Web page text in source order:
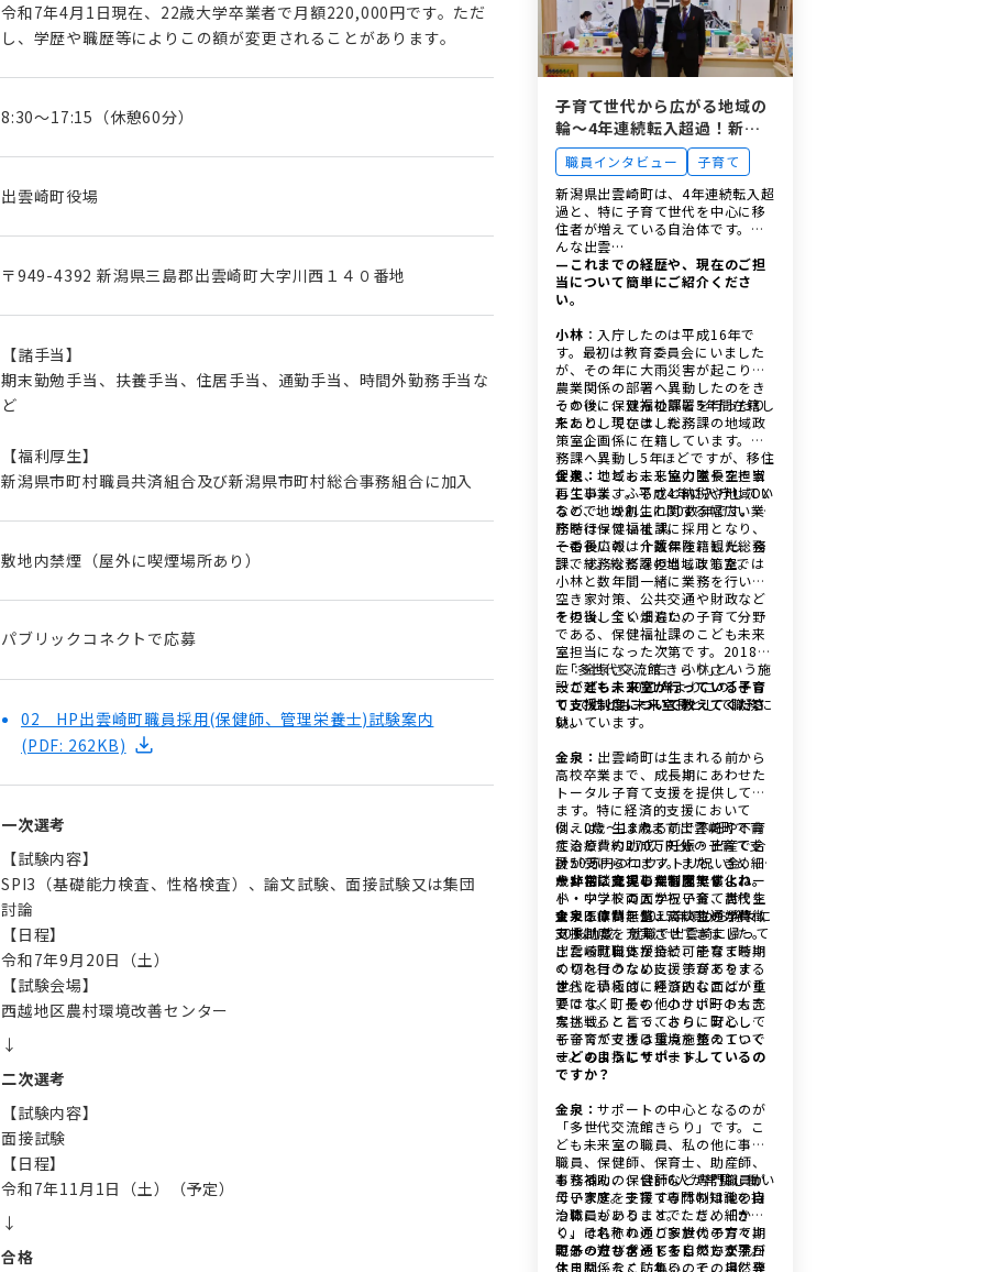
令和7年4月1日現在、22歳大学卒業者で月額220,000円です。ただ
8:30～17:15（休憩60分）
出雲崎町役場
〒949-4392 新潟県三島郡出雲崎町大字川西１４０番地
【諸手当】
期末勤勉手当、扶養手当、住居手当、通勤手当、時間外勤務手当な
ど
【福利厚生】
新潟県市町村職員共済組合及び新潟県市町村総合事務組合に加入
敷地内禁煙（屋外に喫煙場所あり）
パブリックコネクトで応募
02 HP出雲崎町職員採用(保健師、管理栄養士)試験案内
(PDF: 262KB)
一次選考
【試験内容】
SPI3（基礎能力検査、性格検査）、論文試験、面接試験又は集団
討論
【日程】
令和7年9月20日（土）
【試験会場】
西越地区農村環境改善センター
↓
二次選考
【試験内容】
面接試験
【日程】
令和7年11月1日（土）（予定）
↓
合格
子育て世代から広がる地域の
輪〜4年連続転入超過！新潟
県出雲崎町の新たな挑戦〜
職員インタビュー
子育て
新潟県出雲崎町は、4年連続転入超
過と、特に子育て世代を中心に移
住者が増えている自治体です。そ
んな出雲…
—これまでの経歴や、現在のご担
当について簡単にご紹介くださ
い。
小林 ：入庁したのは平成16年で
す。最初は教育委員会にいました
が、その年に大雨災害が起こり、
農業関係の部署へ異動したのをき
っかけに、双方の部署を行ったり
来たりしていました。
その後、保健福祉課に5年間在籍し
たあと、現在は、総務課の地域政
策室企画係に在籍しています。総
務課へ異動し5年ほどですが、移住
促進、地域おこし協力隊や空き家
再生事業、ふるさと納税や地域DX
など、地域創生に関する幅広い業
務を行っています。
金泉：こども未来室の室長を担当
しています。平成4年に入庁してい
るので、かれこれ30数年です。入
庁時は保健福祉課に採用となり、
その後広報、介護保険、観光、会
計、総務などを担当しました。
一番長いのは十数年在籍した総務
課です。総務課の地域政策室では
小林と数年間一緒に業務を行い、
空き家対策、公共交通や財政など
を担当していました。
その後、全く畑違いの子育て分野
である、保健福祉課のこども未来
室担当になった次第です。2018年
に｢多世代交流館 きらり｣という施
設が建ち、2021年よりこの｢きら
り｣でこども未来室長として職務に
就いています。
左：金泉さん、右：小林さん
ーこども未来室が行っている子育
て支援制度について教えてくださ
い。
金泉： 出雲崎町は生まれる前から
高校卒業まで、成長期にあわせた
トータル子育て支援を提供してい
ます。特に経済的支援において
は、0歳〜18歳まで出雲崎町で育
てると、約270万円分の子育て支
援が受けられます。また、きめ細
かい相談支援事業も充実し、ハー
ド・ソフト両面から子育て世代を
支える体制を整えているのが特徴
です。
例えば、生まれる前で不妊や不育
症治療費の助成、妊娠・出産で合
計50万円のコウノトリ祝い金、0
歳から２歳児の保育園無償化、
小・中学校の入学祝い金、高校生
まで医療費無償、高校生通学費
30％助成、就職で出雲崎に帰って
きたら就職支援金と、子育て時期
の切れ目のない支援策がありま
す。
ー非常に充実した制度ですよね。
金泉：はい、2015年頃から徐々に
支援制度を充実させてきました。
出雲崎町自体が持続可能なまちづ
くりを行うために、子育てをする
世代を積極的に呼び込むことが重
要です。町長も「小さい町の大き
な挑戦」と言っており、町として
も子育て支援は重点施策の１つで
す。
さらにいえば、経済的な面ばかり
ではなく、その他のサポートも充
実させることで、さらに安心して
子育てができる環境を整えていく
ことも目指しています。
ーどのようにサポートしているの
ですか？
金泉：サポートの中心となるのが
「多世代交流館きらり」です。こ
ども未来室の職員、私の他に事務
職員、保健師、保育士、助産師、
事務補助の、合計6人が常駐し働い
ています。子育て専門の知識を持
つ職員がいることで、きめ細か
く、それぞれのご家族の子育て期
にあったサポートをしています。
もちろん、保健師など専門職員が
母子家庭を支援する体制は他の自
治体にもあります。ただ、「きら
り」は名称の通り多世代の方々、
町外の方も含めて多くの方が平日
休日関係なく訪れるので、自然発
親子の遊びを通じて自然と交流が
生まれ、そこに集い、その場に専